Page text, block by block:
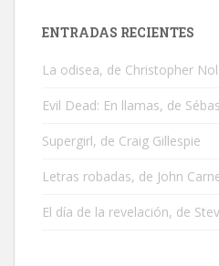
ENTRADAS RECIENTES
La odisea, de Christopher
Evil Dead: En llamas, de
Supergirl, de Craig Gillespie
Letras robadas, de John
El día de la revelación, de